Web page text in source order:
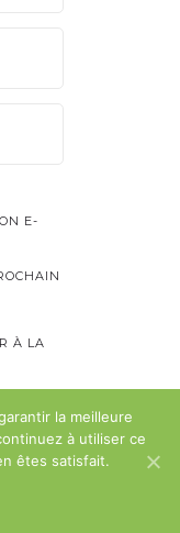
E-
À LA
la meilleure
à utiliser ce
êtes satisfait.